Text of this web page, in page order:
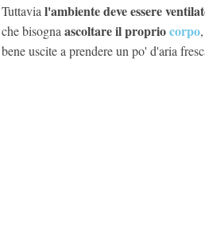
Tuttavia l'ambiente deve essere
che bisogna ascoltare il propriocorpo
bene uscite a prendere un po' d'aria